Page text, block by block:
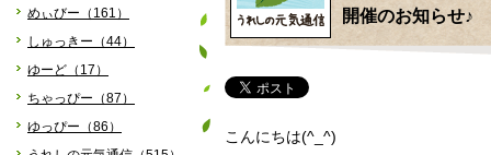
めぃびー（161）
しゅっきー（44）
ゆーど（17）
ちゃっぴー（87）
ゆっぴー（86）
開催のお知らせ♪
こんにちは(^_^)